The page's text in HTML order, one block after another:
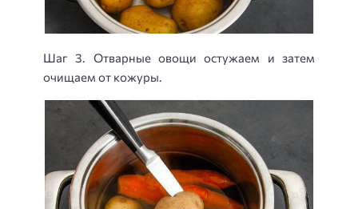
Шаг 3. Отварные овощи остужаем и затем
очищаем от кожуры.